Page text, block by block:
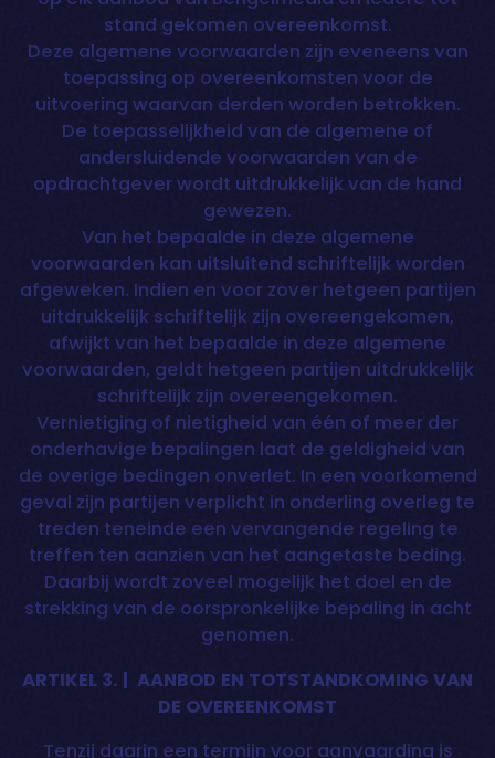
stand gekomen overeenkomst.
Deze algemene voorwaarden zijn eveneens van
toepassing op overeenkomsten voor de
uitvoering waarvan derden worden betrokken.
De toepasselijkheid van de algemene of
andersluidende voorwaarden van de
opdrachtgever wordt uitdrukkelijk van de hand
gewezen.
Van het bepaalde in deze algemene
voorwaarden kan uitsluitend schriftelijk worden
afgeweken. Indien en voor zover hetgeen partijen
uitdrukkelijk schriftelijk zijn overeengekomen,
afwijkt van het bepaalde in deze algemene
voorwaarden, geldt hetgeen partijen uitdrukkelijk
schriftelijk zijn overeengekomen.
Vernietiging of nietigheid van één of meer der
onderhavige bepalingen laat de geldigheid van
de overige bedingen onverlet. In een voorkomend
geval zijn partijen verplicht in onderling overleg te
treden teneinde een vervangende regeling te
treffen ten aanzien van het aangetaste beding.
Daarbij wordt zoveel mogelijk het doel en de
strekking van de oorspronkelijke bepaling in acht
genomen.
ARTIKEL 3. | AANBOD EN TOTSTANDKOMING VAN
DE OVEREENKOMST
Tenzij daarin een termijn voor aanvaarding is